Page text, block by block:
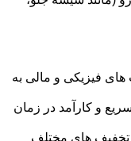
فیزیکی و مالی به
و کارآمد در زمان
تخفیف های مختلف